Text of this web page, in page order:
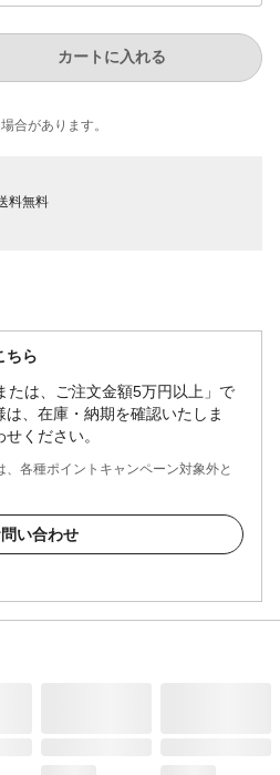
カートに入れる
合が​あります。
料無料
ちら
たは、ご注文金額5万円以上」で
、在庫・納期を確認いたしま
ください。
各種ポイントキャンペーン対象外と
い合わせ